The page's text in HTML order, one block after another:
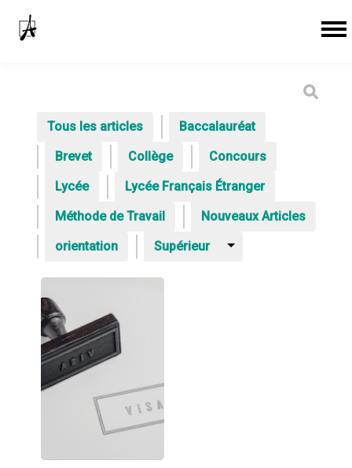
Tous les articles
Baccalauréat
Brevet
Collège
Concours
Lycée
Lycée Français Étranger
Méthode de Travail
Nouveaux Articles
orientation
Supérieur